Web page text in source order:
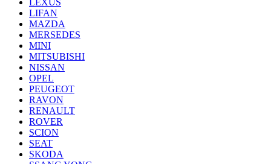
LIFAN
MAZDA
MERSEDES
MINI
MITSUBISHI
NISSAN
OPEL
PEUGEOT
RAVON
RENAULT
ROVER
SCION
SEAT
SKODA